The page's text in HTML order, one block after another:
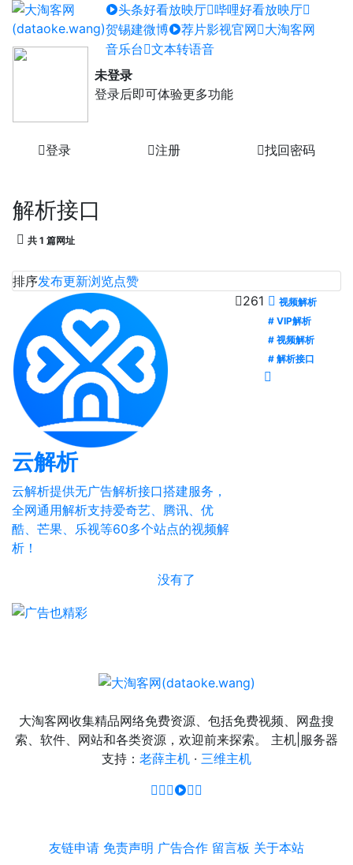
头条好看放映厅 哔哩好看放映厅
贺锡建微博
荐片影视官网 大淘客网
音乐台 文本转语音
未登录
登录后即可体验更多功能
登录 注册 找回密码
解析接口
共 1 篇网址
排序发布更新浏览点赞
云解析
云解析提供无广告解析接口搭建服务，
全网通用解析支持爱奇艺、腾讯、优
酷、芒果、乐视等60多个站点的视频解
析！
261
视频解析
# VIP解析
# 视频解析
# 解析接口
没有了
大淘客网收集精品网络免费资源、包括免费视频、网盘搜
索、软件、网站和各类资源，欢迎前来探索。 主机|服务器
支持： 老薛主机 · 三维主机
友链申请 免责声明 广告合作 留言板 关于本站